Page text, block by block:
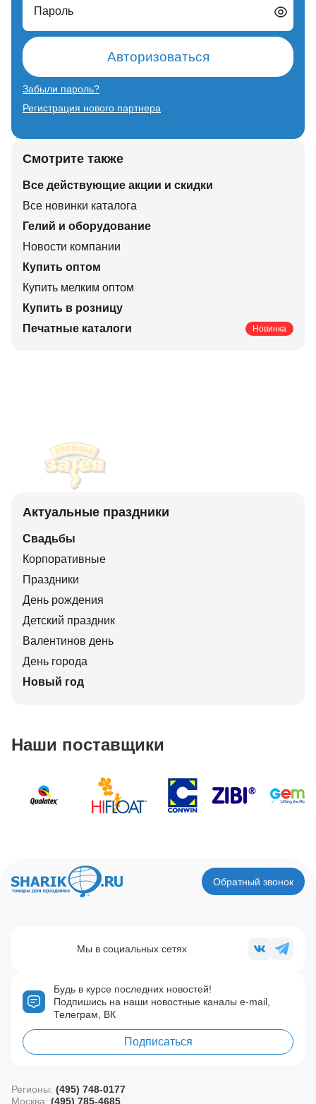
Пароль
Авторизоваться
Забыли пароль?
Регистрация нового партнера
Смотрите также
Все действующие акции и скидки
Все новинки каталога
Гелий и оборудование
Новости компании
Купить оптом
Купить мелким оптом
Купить в розницу
Печатные каталоги
Новинка
Актуальные праздники
Свадьбы
Корпоративные
Праздники
День рождения
Детский праздник
Валентинов день
День города
Новый год
Наши поставщики
Обратный звонок
Будь в курсе последних новостей!
Подпишись на наши новостные каналы e-mail,
Телеграм, ВК
Подписаться
Мы в социальных сетях
Регионы: (495) 748-0177
Москва: (495) 785-4685